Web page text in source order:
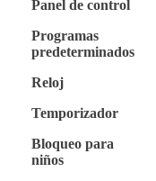
Panel de control
Programas
predeterminados
Reloj
Temporizador
Bloqueo para
niños